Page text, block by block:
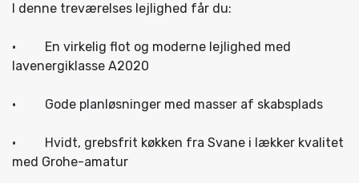
I denne treværelses lejlighed får du:
· En virkelig flot og moderne lejlighed med
lavenergiklasse A2020
· Gode planløsninger med masser af skabsplads
· Hvidt, grebsfrit køkken fra Svane i lækker kvalitet
med Grohe-amatur